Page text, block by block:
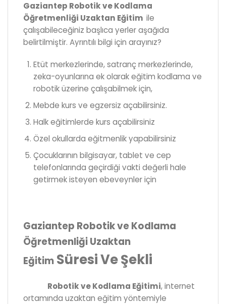
Gaziantep Robotik ve Kodlama
Öğretmenliği Uzaktan Eğitim ile
çalışabileceğiniz başlıca yerler aşağıda
belirtilmiştir. Ayrıntılı bilgi için arayınız?
Etüt merkezlerinde, satranç merkezlerinde,
zeka-oyunlarına ek olarak eğitim kodlama ve
robotik üzerine çalışabilmek için,
Mebde kurs ve egzersiz açabilirsiniz.
Halk eğitimlerde kurs açabilirsiniz
Özel okullarda eğitmenlik yapabilirsiniz
Çocuklarının bilgisayar, tablet ve cep
telefonlarında geçirdiği vakti değerli hale
getirmek isteyen ebeveynler için
Gaziantep Robotik ve Kodlama
Öğretmenliği Uzaktan
Eğitim Süresi Ve Şekli
Robotik ve Kodlama Eğitimi, internet
ortamında uzaktan eğitim yöntemiyle